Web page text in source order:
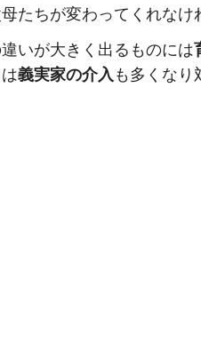
たちが変わってくれなけ
いが大きく出るものには
義実家の介入 も多くなり